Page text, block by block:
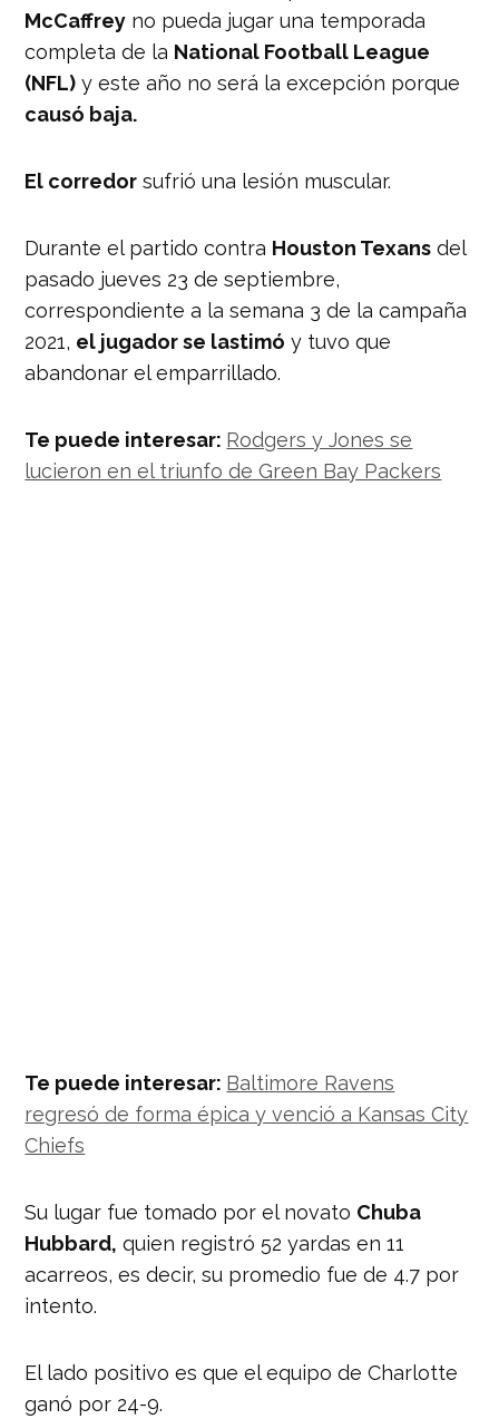
McCaffrey no pueda jugar una temporada
completa de la National Football League
(NFL) y este año no será la excepción porque
causó baja.
El corredor sufrió una lesión muscular.
Durante el partido contra Houston Texans del
pasado jueves 23 de septiembre,
correspondiente a la semana 3 de la campaña
2021, el jugador se lastimó y tuvo que
abandonar el emparrillado.
Te puede interesar: Rodgers y Jones se
lucieron en el triunfo de Green Bay Packers
Te puede interesar: Baltimore Ravens
regresó de forma épica y venció a Kansas City
Chiefs
Su lugar fue tomado por el novato Chuba
Hubbard, quien registró 52 yardas en 11
acarreos, es decir, su promedio fue de 4.7 por
intento.
El lado positivo es que el equipo de Charlotte
ganó por 24-9.